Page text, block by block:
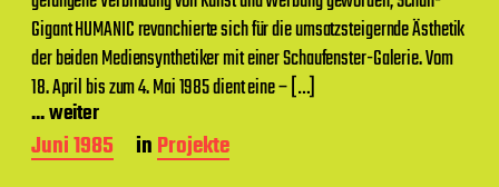
t
u
m
Gigant HUMANIC revanchierte sich für die umsatzsteigernde Ästhetik
der beiden Mediensynthetiker mit einer Schaufenster-Galerie. Vom
18. April bis zum 4. Mai 1985 dient eine – […]
... weiter
B
e
Juni 1985 inProjekte